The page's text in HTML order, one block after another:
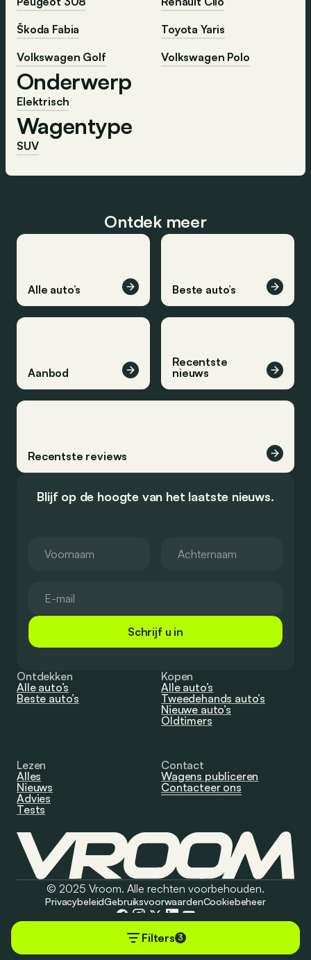
Filters 3
Škoda Fabia
Toyota Yaris
Volkswagen Golf
Volkswagen Polo
Onderwerp
Elektrisch
Wagentype
SUV
Ontdek meer
Alle auto’s Beste auto’s
Aanbod
Recentste
nieuws
Recentste reviews
Blijf op de hoogte van het laatste nieuws.
Schrijf u in
Ontdekken
Alle auto’s
Beste auto’s
Kopen
Alle auto’s
Tweedehands auto’s
Nieuwe auto’s
Oldtimers
Lezen
Alles
Nieuws
Advies
Tests
Contact
Wagens publiceren
Contacteer ons
© 2025 Vroom. Alle rechten voorbehouden.
PrivacybeleidGebruiksvoorwaardenCookiebeheer